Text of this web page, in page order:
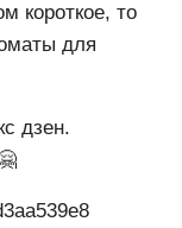
короткое, то
для
дзен.